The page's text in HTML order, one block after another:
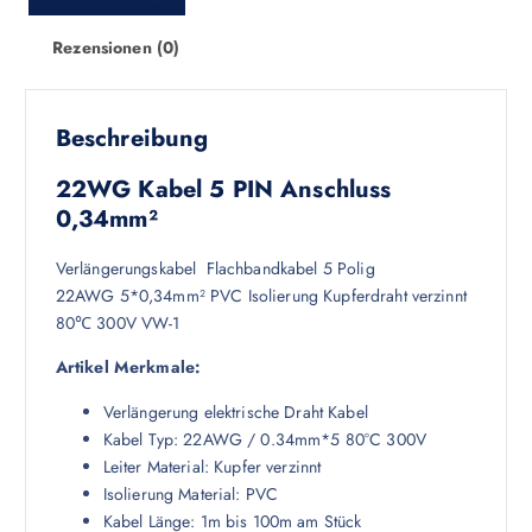
Rezensionen (0)
Beschreibung
22WG Kabel 5 PIN Anschluss
0,34mm²
Verlängerungskabel Flachbandkabel 5 Polig
22AWG 5*0,34mm² PVC Isolierung Kupferdraht verzinnt
80℃ 300V VW-1
Artikel Merkmale:
Verlängerung elektrische Draht Kabel
Kabel Typ: 22AWG / 0.34mm*5 80°C 300V
Leiter Material: Kupfer verzinnt
Isolierung Material: PVC
Kabel Länge: 1m bis 100m am Stück